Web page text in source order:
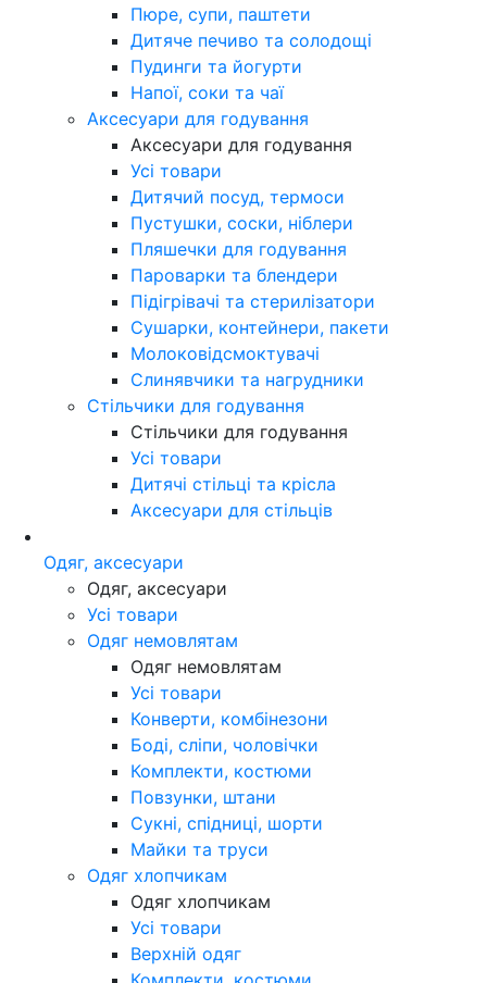
Пюре, супи, паштети
Дитяче печиво та солодощі
Пудинги та йогурти
Напої, соки та чаї
Аксесуари для годування
Аксесуари для годування
Усі товари
Дитячий посуд, термоси
Пустушки, соски, ніблери
Пляшечки для годування
Пароварки та блендери
Підігрівачі та стерилізатори
Сушарки, контейнери, пакети
Молоковідсмоктувачі
Слинявчики та нагрудники
Стільчики для годування
Стільчики для годування
Усі товари
Дитячі стільці та крісла
Аксесуари для стільців
Одяг, аксесуари
Одяг, аксесуари
Усі товари
Одяг немовлятам
Одяг немовлятам
Усі товари
Конверти, комбінезони
Боді, сліпи, чоловічки
Комплекти, костюми
Повзунки, штани
Сукні, спідниці, шорти
Майки та труси
Одяг хлопчикам
Одяг хлопчикам
Усі товари
Верхній одяг